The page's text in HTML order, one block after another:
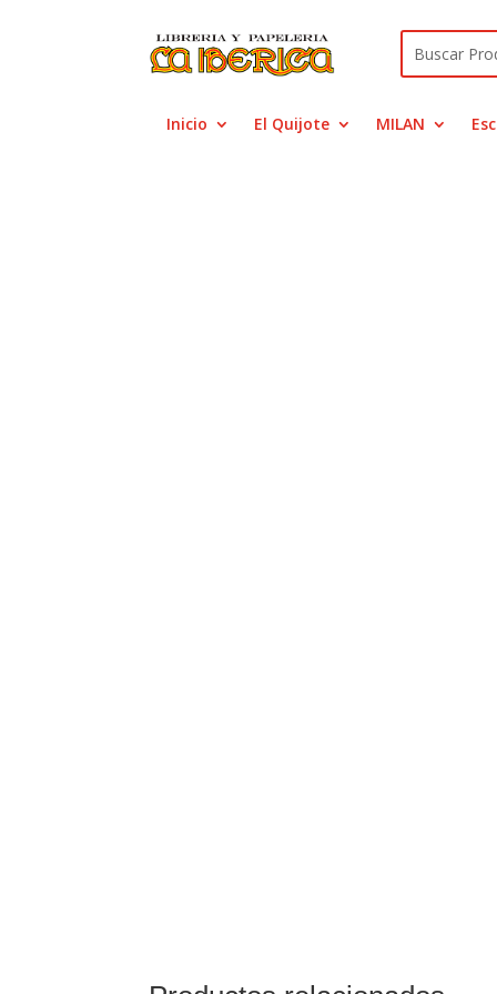
Inicio El Quijote MILAN